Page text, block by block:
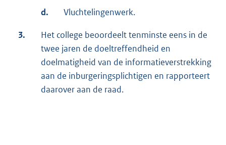
d. Vluchtelingenwerk.
3.
Het college beoordeelt tenminste eens in de
twee jaren de doeltreffendheid en
doelmatigheid van de informatieverstrekking
aan de inburgeringsplichtigen en rapporteert
daarover aan de raad.